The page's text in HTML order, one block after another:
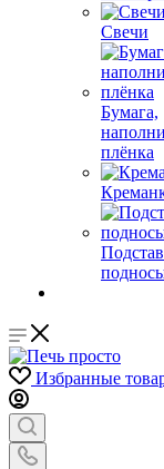
Свечи
Бумага,
плёнка
Избранные